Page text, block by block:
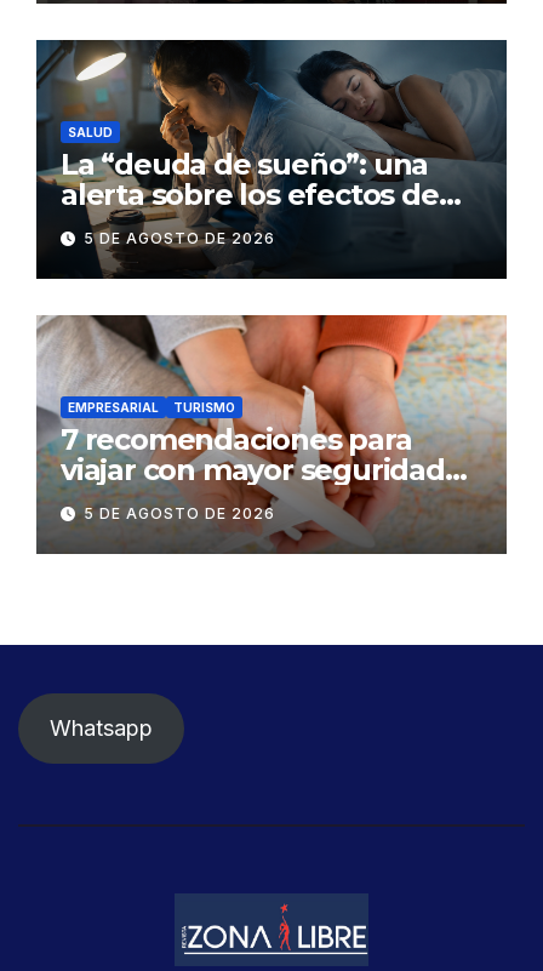
SALUD
La “deuda de sueño”: una
alerta sobre los efectos de
dormir mal en la salud física y
mental
5 DE AGOSTO DE 2026
EMPRESARIAL TURISMO
7 recomendaciones para
viajar con mayor seguridad
dentro y fuera del Ecuador
5 DE AGOSTO DE 2026
Whatsapp